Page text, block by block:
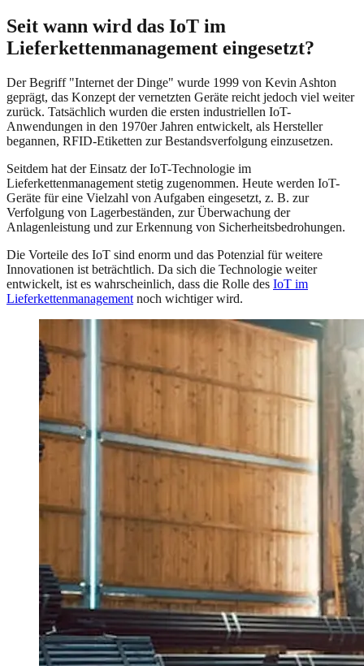
Seit wann wird das IoT im
Lieferkettenmanagement eingesetzt?
Der Begriff "Internet der Dinge" wurde 1999 von Kevin Ashton
geprägt, das Konzept der vernetzten Geräte reicht jedoch viel weiter
zurück. Tatsächlich wurden die ersten industriellen IoT-
Anwendungen in den 1970er Jahren entwickelt, als Hersteller
begannen, RFID-Etiketten zur Bestandsverfolgung einzusetzen.
Seitdem hat der Einsatz der IoT-Technologie im
Lieferkettenmanagement stetig zugenommen. Heute werden IoT-
Geräte für eine Vielzahl von Aufgaben eingesetzt, z. B. zur
Verfolgung von Lagerbeständen, zur Überwachung der
Anlagenleistung und zur Erkennung von Sicherheitsbedrohungen.
Die Vorteile des IoT sind enorm und das Potenzial für weitere
Innovationen ist beträchtlich. Da sich die Technologie weiter
entwickelt, ist es wahrscheinlich, dass die Rolle des IoT im
Lieferkettenmanagement noch wichtiger wird.